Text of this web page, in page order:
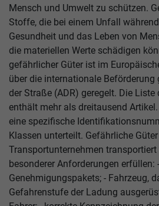
Mensch und Umwelt zu schützen.
Stoffe, die bei einem Unfall
Gesundheit und das Leben von
die materiellen Werte schädigen
gefährlicher Güter ist im
über die internationale
der Straße (ADR) geregelt. Die
enthält mehr als dreitausend
eine spezifische
Klassen unterteilt. Gefährliche
Transportunternehmen transportiert
besonderer Anforderungen erfüllen:
Genehmigungspakets; - Fahrzeug,
Gefahrenstufe der Ladung